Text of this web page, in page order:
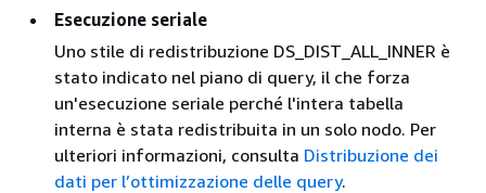
Esecuzione seriale
Uno stile di redistribuzione DS_DIST_ALL_INNER è
stato indicato nel piano di query, il che forza
un'esecuzione seriale perché l'intera tabella
interna è stata redistribuita in un solo nodo. Per
ulteriori informazioni, consulta Distribuzione dei
dati per l’ottimizzazione delle query.